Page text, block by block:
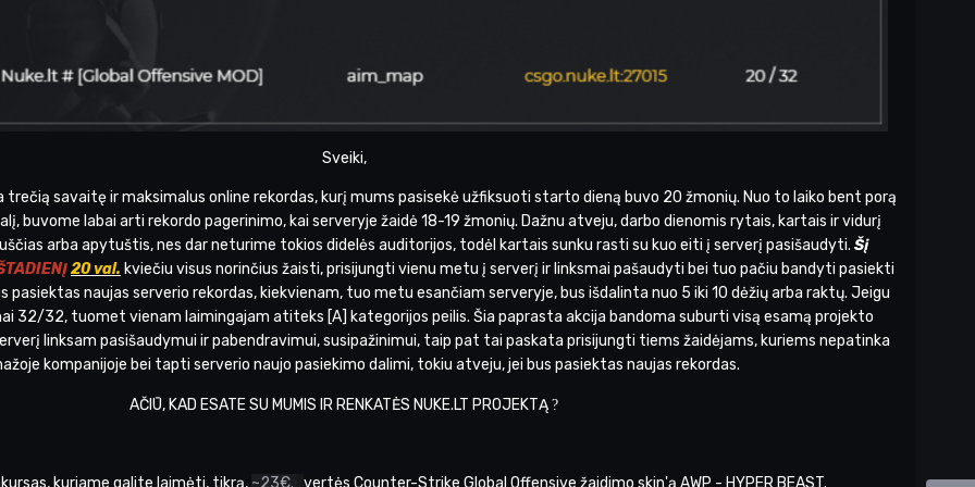
Sveiki,
trečią savaitę ir maksimalus online rekordas, kurį mums pasisekė užfiksuoti starto dieną buvo 20 žmonių. Nuo to laiko bent porą
buvome labai arti rekordo pagerinimo, kai serveryje žaidė 18-19 žmonių. Dažnu atveju, darbo dienomis rytais, kartais ir vidurį
arba apytuštis, nes dar neturime tokios didelės auditorijos, todėl kartais sunku rasti su kuo eiti į serverį pasišaudyti. Šį
20 val. kviečiu visus norinčius žaisti, prisijungti vienu metu į serverį ir linksmai pašaudyti bei tuo pačiu bandyti pasiekti
pasiektas naujas serverio rekordas, kiekvienam, tuo metu esančiam serveryje, bus išdalinta nuo 5 iki 10 dėžių arba raktų. Jeigu
32/32, tuomet vienam laimingajam atiteks [A] kategorijos peilis. Šia paprasta akcija bandoma suburti visą esamą projekto
linksam pasišaudymui ir pabendravimui, susipažinimui, taip pat tai paskata prisijungti tiems žaidėjams, kuriems nepatinka
kompanijoje bei tapti serverio naujo pasiekimo dalimi, tokiu atveju, jei bus pasiektas naujas rekordas.
AČIŪ, KAD ESATE SU MUMIS IR RENKATĖS NUKE.LT PROJEKTĄ?